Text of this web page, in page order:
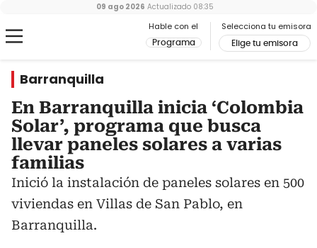
Hable con el
Programa
Selecciona tu emisora
Elige tu emisora
09 ago 2026 Actualizado 08:35
Barranquilla
En Barranquilla inicia ‘Colombia
Solar’, programa que busca
llevar paneles solares a varias
familias
Inició la instalación de paneles solares en 500
viviendas en Villas de San Pablo, en
Barranquilla.